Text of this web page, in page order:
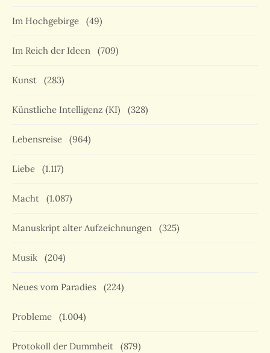
Im Hochgebirge (49)
Im Reich der Ideen (709)
Kunst (283)
Künstliche Intelligenz (KI) (328)
Lebensreise (964)
Liebe (1.117)
Macht (1.087)
Manuskript alter Aufzeichnungen (325)
Musik (204)
Neues vom Paradies (224)
Probleme (1.004)
Protokoll der Dummheit (879)